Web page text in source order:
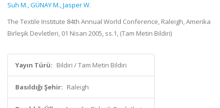
Suh M.,GÜNAY M.,Jasper W.
The Textile Institute 84th Annual World Conference, Raleigh, Amerika
Birleşik Devletleri, 01 Nisan 2005, ss.1, (Tam Metin Bildiri)
Yayın Türü: Bildiri / Tam Metin Bildiri
Basıldığı Şehir: Raleigh